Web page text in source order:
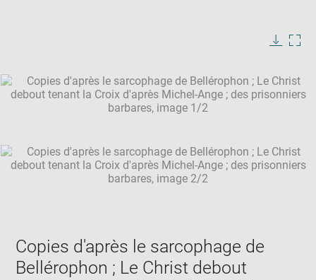
in
new
SKIP IMAGE CAROUSEL
Copies d'après le sarcophage de
Bellérophon ; Le Christ debout